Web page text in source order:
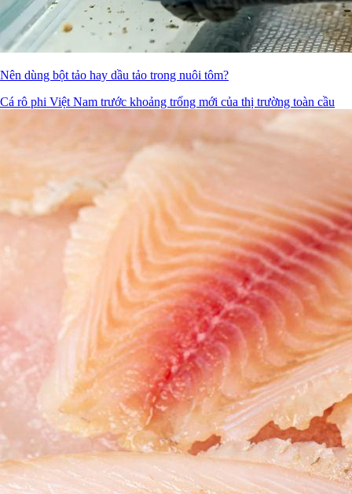
Nên dùng bột tảo hay dầu tảo trong nuôi tôm?
Cá rô phi Việt Nam trước khoảng trống mới của thị trường toàn cầu